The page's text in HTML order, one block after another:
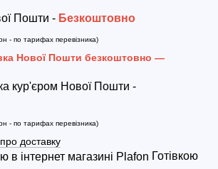
Пошти - Безкоштовно
- по тарифах перевізника)
кур'єром Нової Пошти -
- по тарифах перевізника)
доставку
Готівкою